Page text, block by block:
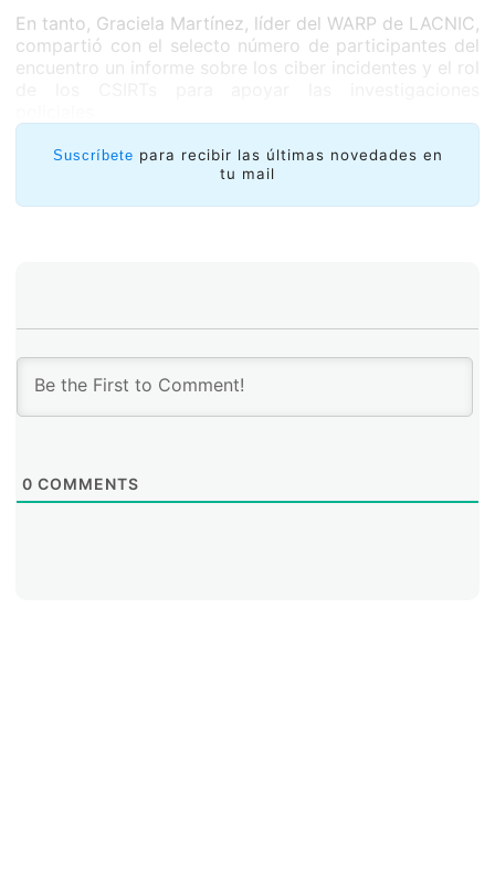
En tanto, Graciela Martínez, líder del WARP de LACNIC,
compartió con el selecto número de participantes del
encuentro un informe sobre los ciber incidentes y el rol
Suscríbete para recibir las últimas novedades en
tu mail
0 COMMENTS